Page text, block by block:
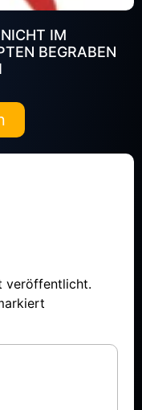
IM
BEGRABEN
veröffentlicht.